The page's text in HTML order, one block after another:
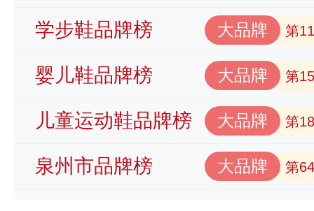
学步鞋品牌榜 大品牌 第
婴儿鞋品牌榜 大品牌 第
儿童运动鞋品牌榜 大品牌 第
泉州市品牌榜 大品牌 第